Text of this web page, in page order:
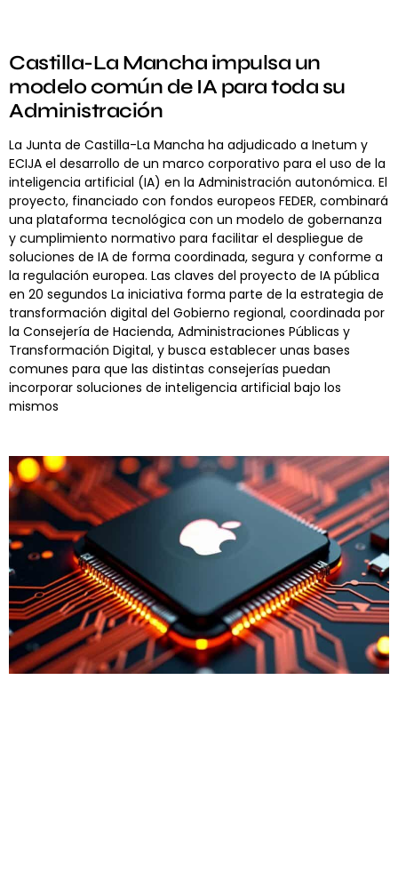
Castilla-La Mancha impulsa un
modelo común de IA para toda su
Administración
La Junta de Castilla-La Mancha ha adjudicado a Inetum y
ECIJA el desarrollo de un marco corporativo para el uso de la
inteligencia artificial (IA) en la Administración autonómica. El
proyecto, financiado con fondos europeos FEDER, combinará
una plataforma tecnológica con un modelo de gobernanza
y cumplimiento normativo para facilitar el despliegue de
soluciones de IA de forma coordinada, segura y conforme a
la regulación europea. Las claves del proyecto de IA pública
en 20 segundos La iniciativa forma parte de la estrategia de
transformación digital del Gobierno regional, coordinada por
la Consejería de Hacienda, Administraciones Públicas y
Transformación Digital, y busca establecer unas bases
comunes para que las distintas consejerías puedan
incorporar soluciones de inteligencia artificial bajo los
mismos